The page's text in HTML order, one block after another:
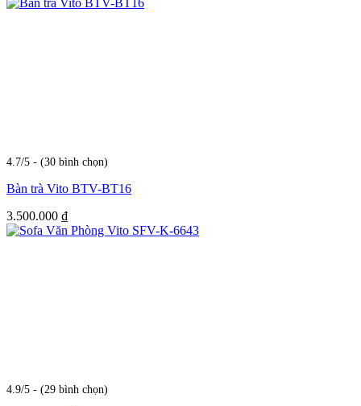
4.7/5 - (30 bình chọn)
Bàn trà Vito BTV-BT16
3.500.000 ₫
4.9/5 - (29 bình chọn)